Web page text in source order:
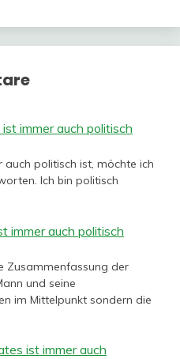
immer auch politisch
politisch ist, möchte ich
Ich bin politisch
immer auch politisch
Zusammenfassung der
und seine
im Mittelpunkt sondern die
ist immer auch